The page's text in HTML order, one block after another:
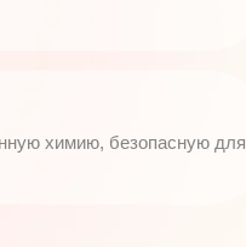
химию, безопасную для